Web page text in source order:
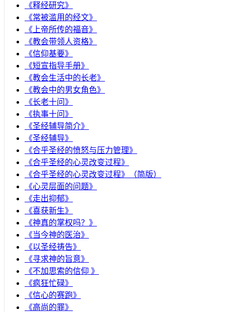
《释经研究》
《常被滥用的经文》
《上帝所传的福音》
《教会带领人资格》
《信仰基要》
《短宣指导手册》
《教会生活中的长老》
《教会中的男女角色》
《长老十问》
《执事十问》
《圣经辅导简介》
《圣经辅导》
​《合乎圣经的愤怒与压力管理》
《合乎圣经的心灵改变过程》
《合乎圣经的心灵改变过程》（简版）
《心灵层面的问题》
《走出抑郁》
《喜获新生》
《神真的掌权吗？》
《当今神的医治》
《以圣经祷告》
《寻求神的旨意》
《不加思索的信仰 》
《疯狂忙碌》
《信心的赛跑》
《高尚的罪》